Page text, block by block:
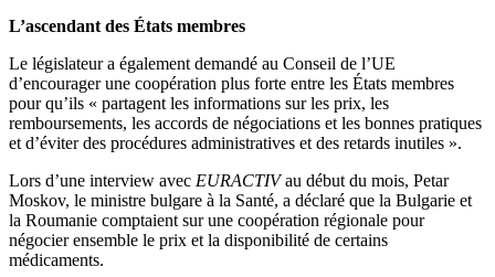
L’ascendant des États membres
Le législateur a également demandé au Conseil de l’UE
d’encourager une coopération plus forte entre les États membres
pour qu’ils « partagent les informations sur les prix, les
remboursements, les accords de négociations et les bonnes pratiques
et d’éviter des procédures administratives et des retards inutiles ».
Lors d’une interview avec EURACTIVau début du mois, Petar
Moskov, le ministre bulgare à la Santé, a déclaré que la Bulgarie et
la Roumanie comptaient sur une coopération régionale pour
négocier ensemble le prix et la disponibilité de certains
médicaments.